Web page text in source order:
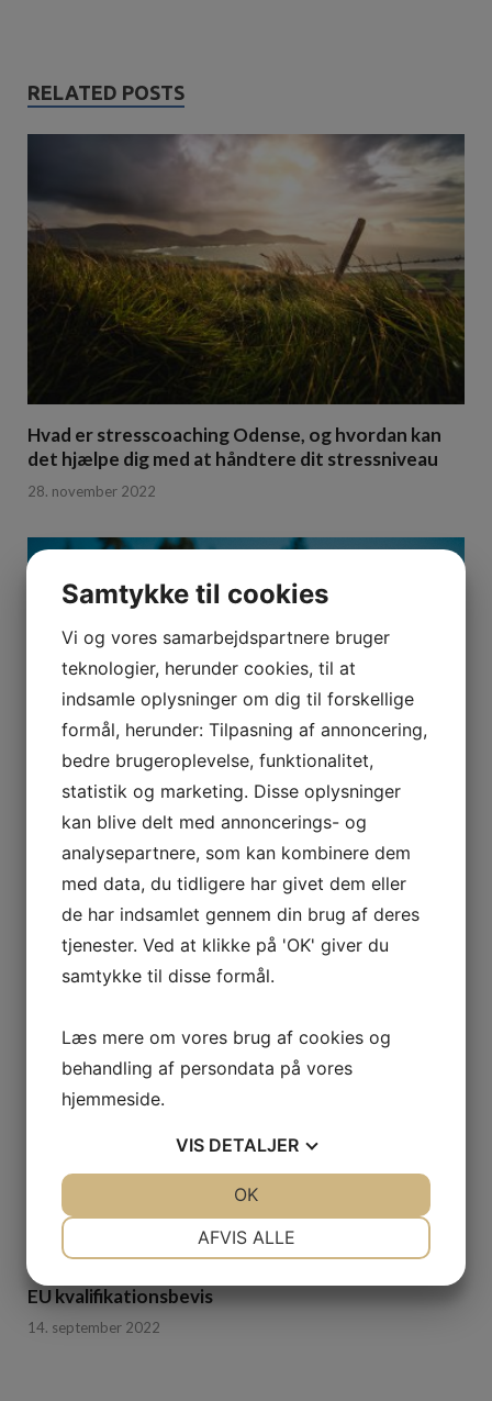
RELATED POSTS
Hvad er stresscoaching Odense, og hvordan kan
det hjælpe dig med at håndtere dit stressniveau
28. november 2022
Bedemand med nærvær
13. oktober 2022
EU kvalifikationsbevis
14. september 2022
Samtykke til cookies
Vi og vores samarbejdspartnere bruger
teknologier, herunder cookies, til at
indsamle oplysninger om dig til forskellige
formål, herunder: Tilpasning af annoncering,
bedre brugeroplevelse, funktionalitet,
statistik og marketing. Disse oplysninger
kan blive delt med annoncerings- og
analysepartnere, som kan kombinere dem
med data, du tidligere har givet dem eller
de har indsamlet gennem din brug af deres
tjenester. Ved at klikke på 'OK' giver du
samtykke til disse formål.
Læs mere om vores brug af cookies og
behandling af persondata på vores
hjemmeside.
VIS DETALJER
MARKETING
AFVIS ALLE
OK